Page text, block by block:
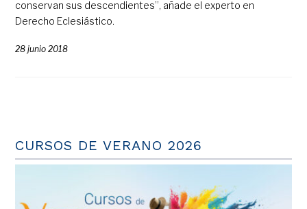
conservan sus descendientes”, añade el experto en
Derecho Eclesiástico.
28 junio 2018
CURSOS DE VERANO 2026